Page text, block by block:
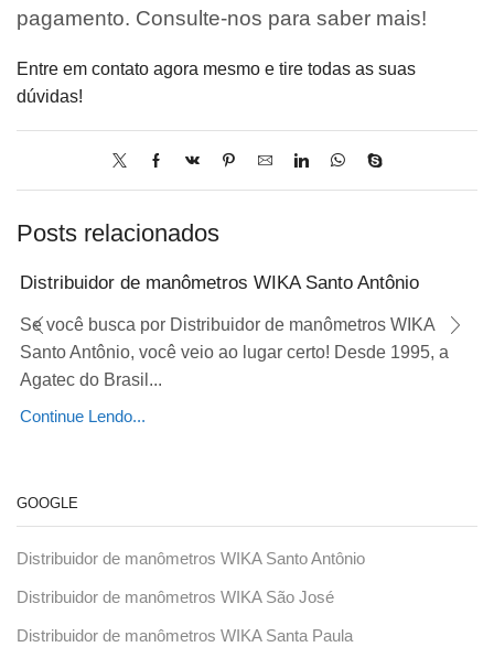
pagamento. Consulte-nos para saber mais!
Entre em contato agora mesmo e tire todas as suas
dúvidas!
Posts relacionados
Distribuidor de manômetros WIKA Santo Antônio
Se você busca por Distribuidor de manômetros WIKA
Santo Antônio, você veio ao lugar certo! Desde 1995, a
Agatec do Brasil...
Continue Lendo...
GOOGLE
Distribuidor de manômetros WIKA Santo Antônio
Distribuidor de manômetros WIKA São José
Distribuidor de manômetros WIKA Santa Paula